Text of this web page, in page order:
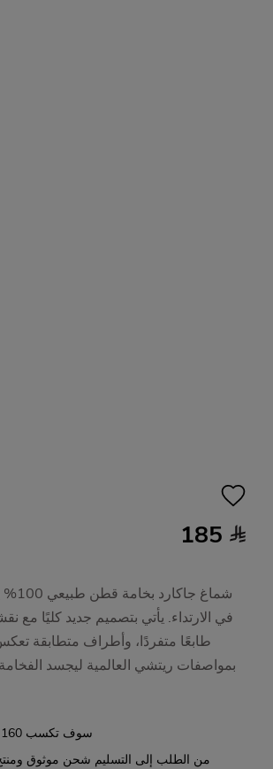
185
شماغ
في الارتداء. يأتي بتصميم جديد كليًا
طابعًا متفردًا، وأطراف متطابقة
بمواصفات ريتشي العالمية ليجسد
سوف تكسب160
من الطلب إلى التسليم شحن موثوق